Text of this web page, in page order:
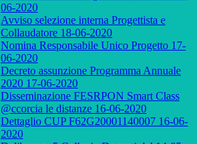
06-2020
Avviso selezione interna Progettista e
Collaudatore 18-06-2020
Nomina Responsabile Unico Progetto 17-
06-2020
Decreto assunzione Programma Annuale
2020 17-06-2020
Disseminazione FESRPON Smart Class
@ccorcia le distanze 16-06-2020
Dettaglio CUP F62G20001140007 16-06-
2020